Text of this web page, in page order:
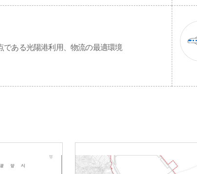
である光陽港利用、物流の最適環境